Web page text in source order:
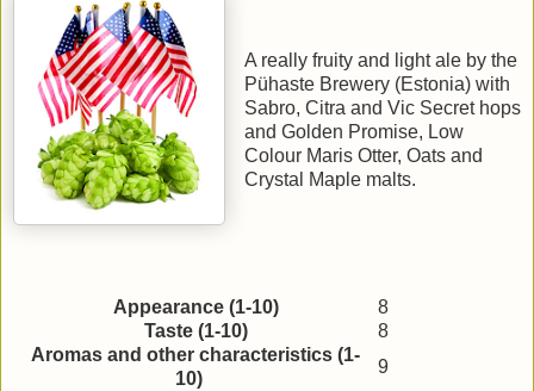
A really fruity and light ale by the
Pühaste Brewery (Estonia) with
Sabro, Citra and Vic Secret hops
and Golden Promise, Low
Colour Maris Otter, Oats and
Crystal Maple malts.
Appearance (1-10)
8
Taste (1-10)
8
Aromas and other characteristics (1-
10)
9